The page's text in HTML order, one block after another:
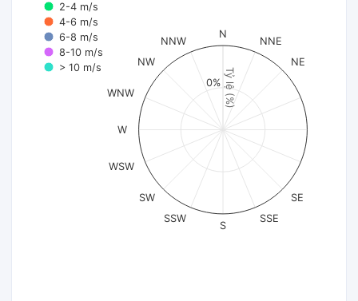
Tỷ lệ (%)
2-4 m/s
4-6 m/s
6-8 m/s
8-10 m/s
> 10 m/s
N
NNE
NE
SE
SSE
S
SSW
SW
WSW
W
WNW
NW
NNW
0%